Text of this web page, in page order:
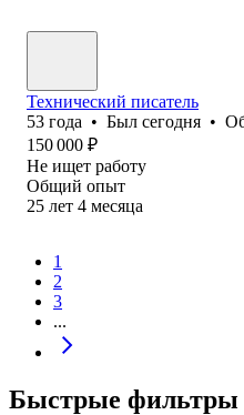
Технический писатель
53 года • Был сегодня •
150 000 ₽
Не ищет работу
Общий опыт
25 лет 4 месяца
1
2
3
...
Быстрые фильтры